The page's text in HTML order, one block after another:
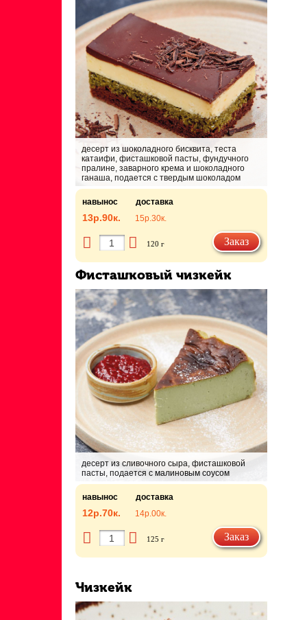
десерт из шоколадного бисквита, теста
катаифи, фисташковой пасты, фундучного
пралине, заварного крема и шоколадного
ганаша, подается с твердым шоколадом
навынос доставка
13р.90к. 15р.30к.
120 г Заказ
Фисташковый чизкейк
десерт из сливочного сыра, фисташковой
пасты, подается с малиновым соусом
навынос доставка
12р.70к. 14р.00к.
125 г Заказ
Чизкейк